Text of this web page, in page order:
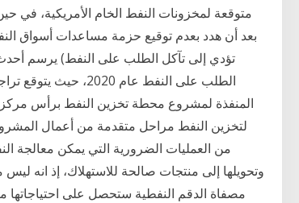
متوقعة لمخزونات النفط الخام الأمريكية، في
تؤدي إلى تآكل الطلب على النفط) يرسم
المنفذة لمشروع محطة تخزين النفط برأس مركز
من العمليات الضرورية التي يمكن معالجة
وتحويلها إلى منتجات صالحة للاستهلاك، إذ انه
مصفاة الدقم النفطية ستحصل على